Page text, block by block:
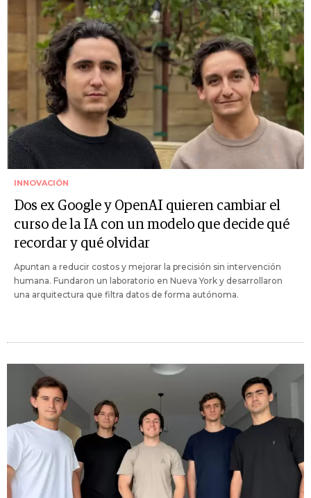
INNOVACIÓN
Dos ex Google y OpenAI quieren cambiar el
curso de la IA con un modelo que decide qué
recordar y qué olvidar
Apuntan a reducir costos y mejorar la precisión sin intervención
humana. Fundaron un laboratorio en Nueva York y desarrollaron
una arquitectura que filtra datos de forma autónoma.